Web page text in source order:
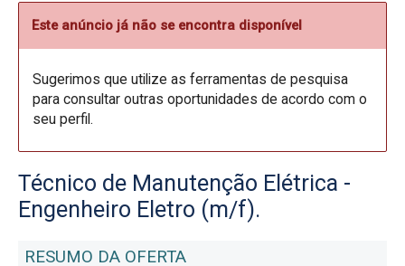
Este anúncio já não se encontra disponível
Sugerimos que utilize as ferramentas de pesquisa
para consultar outras oportunidades de acordo com o
seu perfil.
Técnico de Manutenção Elétrica -
Engenheiro Eletro (m/f).
RESUMO DA OFERTA